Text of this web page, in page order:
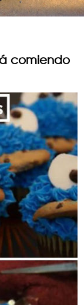
comiendo